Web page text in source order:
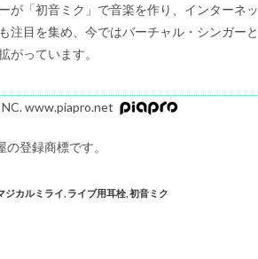
が「初音ミク」で音楽を作り、インターネ
注目を集め、今ではバーチャル・シンガー
がっています。
www.piapro.net
登録商標です。
ジカルミライ ライブ用耳栓 初音ミク